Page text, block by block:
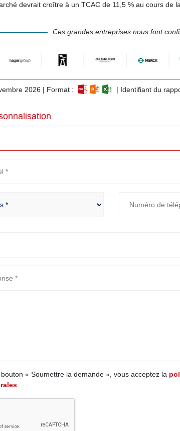
devrait croître à un TCAC de 11,5 % au cours de
Ces grandes entreprises nous font
2026 | Format : | Identifiant du
« Soumettre la demande », vous acceptez la